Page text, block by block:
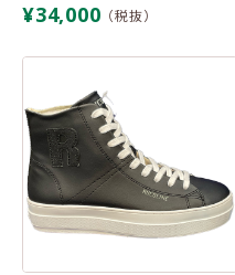
¥34,000 （税抜）